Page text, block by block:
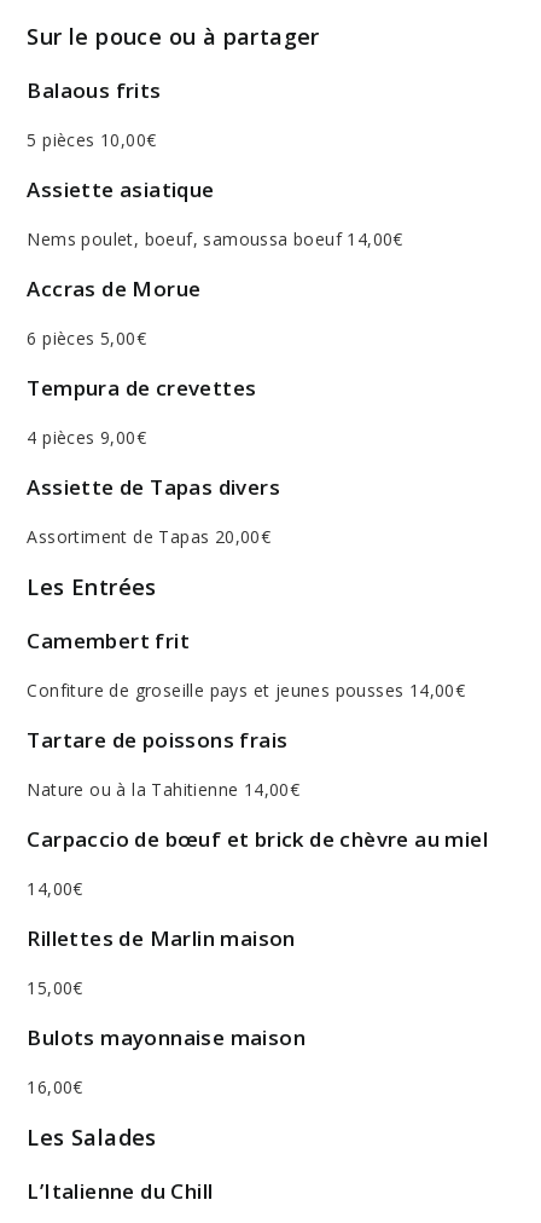
Sur le pouce ou à partager
Balaous frits
5 pièces 10,00€
Assiette asiatique
Nems poulet, boeuf, samoussa boeuf 14,00€
Accras de Morue
6 pièces 5,00€
Tempura de crevettes
4 pièces 9,00€
Assiette de Tapas divers
Assortiment de Tapas 20,00€
Les Entrées
Camembert frit
Confiture de groseille pays et jeunes pousses 14,00€
Tartare de poissons frais
Nature ou à la Tahitienne 14,00€
Carpaccio de bœuf et brick de chèvre au miel
14,00€
Rillettes de Marlin maison
15,00€
Bulots mayonnaise maison
16,00€
Les Salades
L’Italienne du Chill